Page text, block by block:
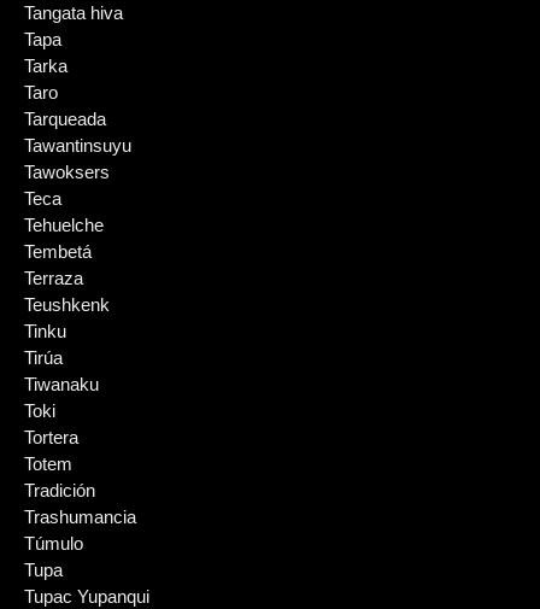
Tangata hiva
Tapa
Tarka
Taro
Tarqueada
Tawantinsuyu
Tawoksers
Teca
Tehuelche
Tembetá
Terraza
Teushkenk
Tinku
Tirúa
Tiwanaku
Toki
Tortera
Totem
Tradición
Trashumancia
Túmulo
Tupa
Tupac Yupanqui